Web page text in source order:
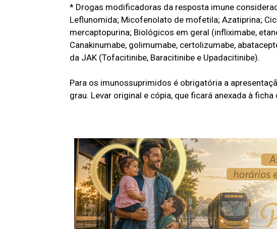
* Drogas modificadoras da resposta imune
Leflunomida; Micofenolato de mofetila; Azatiprina;
mercaptopurina; Biológicos em geral (infliximabe,
Canakinumabe, golimumabe, certolizumabe,
da JAK (Tofacitinibe, Baracitinibe e Upadacitinibe).
Para os imunossuprimidos é obrigatória a
grau. Levar original e cópia, que ficará anexada à ficha